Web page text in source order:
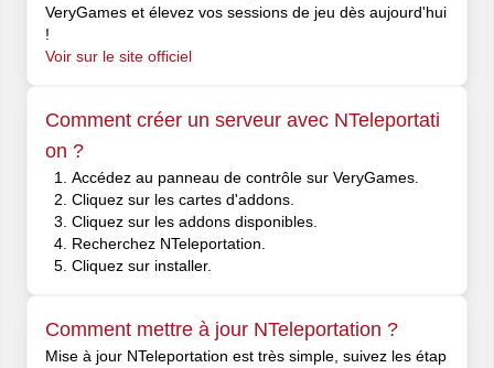
VeryGames et élevez vos sessions de jeu dès aujourd'hui
!
Voir sur le site officiel
Comment créer un serveur avec NTeleportati
on ?
Accédez au panneau de contrôle sur VeryGames.
Cliquez sur les cartes d'addons.
Cliquez sur les addons disponibles.
Recherchez NTeleportation.
Cliquez sur installer.
Comment mettre à jour NTeleportation ?
Mise à jour NTeleportation est très simple, suivez les étap